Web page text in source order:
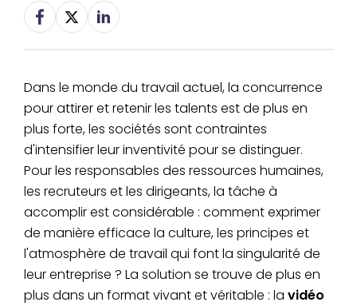
Dans le monde du travail actuel, la concurrence
pour attirer et retenir les talents est de plus en
plus forte, les sociétés sont contraintes
d'intensifier leur inventivité pour se distinguer.
Pour les responsables des ressources humaines,
les recruteurs et les dirigeants, la tâche à
accomplir est considérable : comment exprimer
de manière efficace la culture, les principes et
l'atmosphère de travail qui font la singularité de
leur entreprise ? La solution se trouve de plus en
plus dans un format vivant et véritable : la vidéo